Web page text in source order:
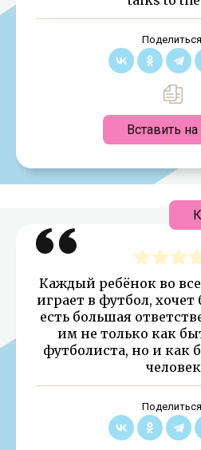
Вставить
Каждый ребёнок во
играет в футбол,
есть большая
им не только как
футболиста, но и как